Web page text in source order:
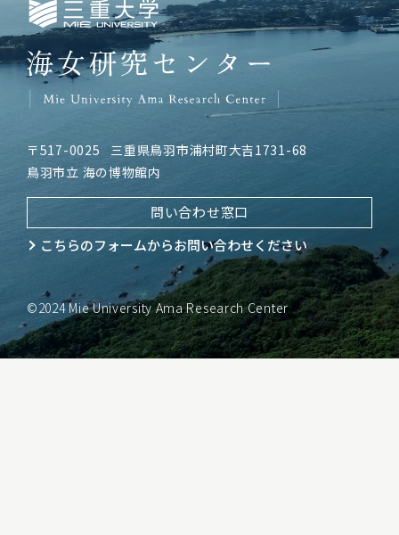
三重大学海女研究センター
〒517-0025
三重県鳥羽市浦村町大吉1731-68
鳥羽市立 海の博物館内
問い合わせ窓口
こちらのフォームからお問い合わせください
©2024 Mie University Ama Research Center